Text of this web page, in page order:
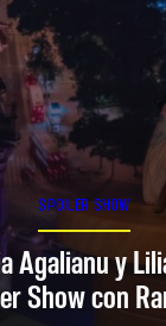
SPOILER SHOW
Agalianu y
Show con